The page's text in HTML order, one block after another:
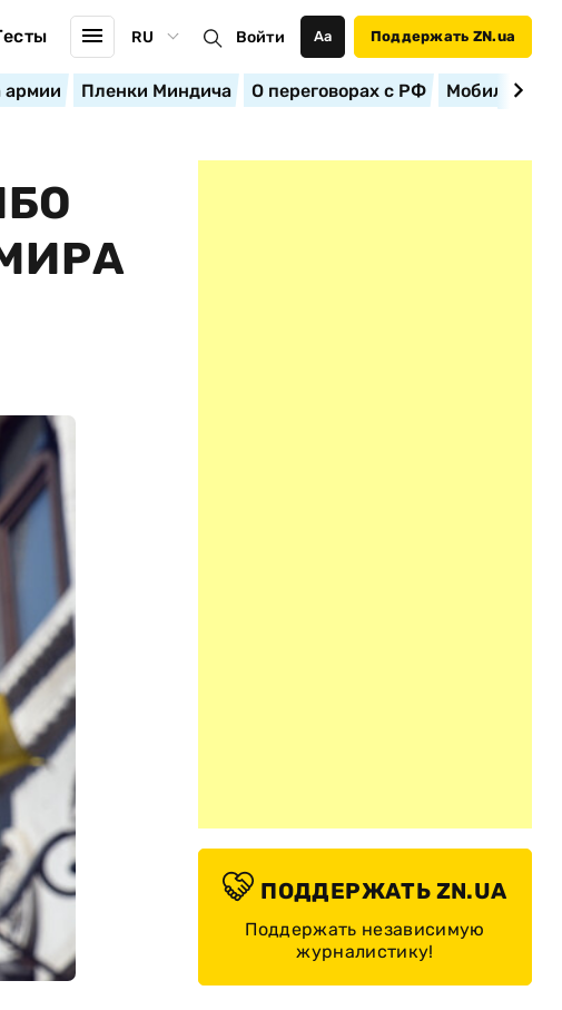
RU Войти Аа Поддержать ZN.ua
армии Пленки Миндича О переговорах с РФ
ПОДДЕРЖАТЬ ZN.UA
Поддержать независимую
журналистику!